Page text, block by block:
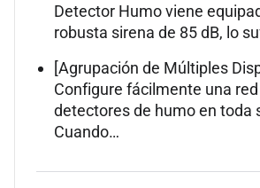
Detector Humo viene
robusta sirena de 85 dB, lo
[Agrupación de Múltiples
Configure fácilmente una
detectores de humo en toda
Cuando…